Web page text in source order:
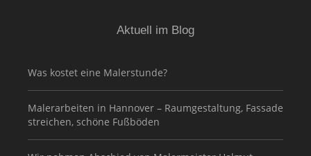
Aktuell im Blog
Was kostet eine Malerstunde?
Malerarbeiten in Hannover – Raumgestaltung, Fassade
streichen, schöne Fußböden